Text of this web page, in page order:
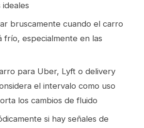
ideales
bruscamente cuando el carro
frío, especialmente en las
para Uber, Lyft o delivery
el intervalo como uso
los cambios de fluido
si hay señales de